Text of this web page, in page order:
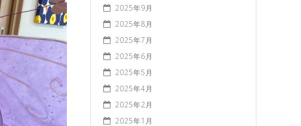
2025年9月
2025年8月
2025年7月
2025年6月
2025年5月
2025年4月
2025年2月
2025年1月